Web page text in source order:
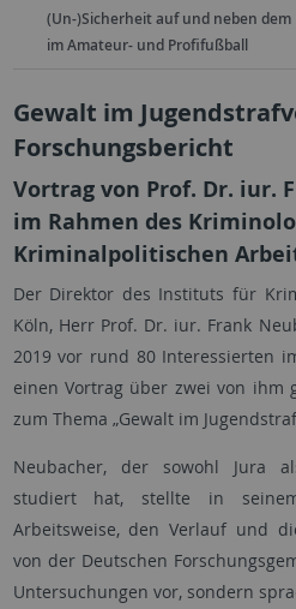
(Un-)Sicherheit auf und neben
im Amateur- und Profifußball
Gewalt im
Forschungsbericht
Vortrag von Prof. Dr. iur.
im Rahmen des
Kriminalpolitischen
Der Direktor des Instituts für
Köln, Herr Prof. Dr. iur. Frank
2019 vor rund 80 Interessierten
einen Vortrag über zwei von ihm
zum Thema „Gewalt im
Neubacher, der sowohl Jura
studiert hat, stellte in
Arbeitsweise, den Verlauf und
von der Deutschen
Untersuchungen vor, sondern